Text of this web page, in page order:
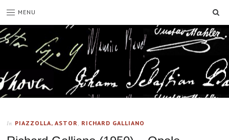
MENU
In PIAZZOLLA, ASTOR, RICHARD GALLIANO